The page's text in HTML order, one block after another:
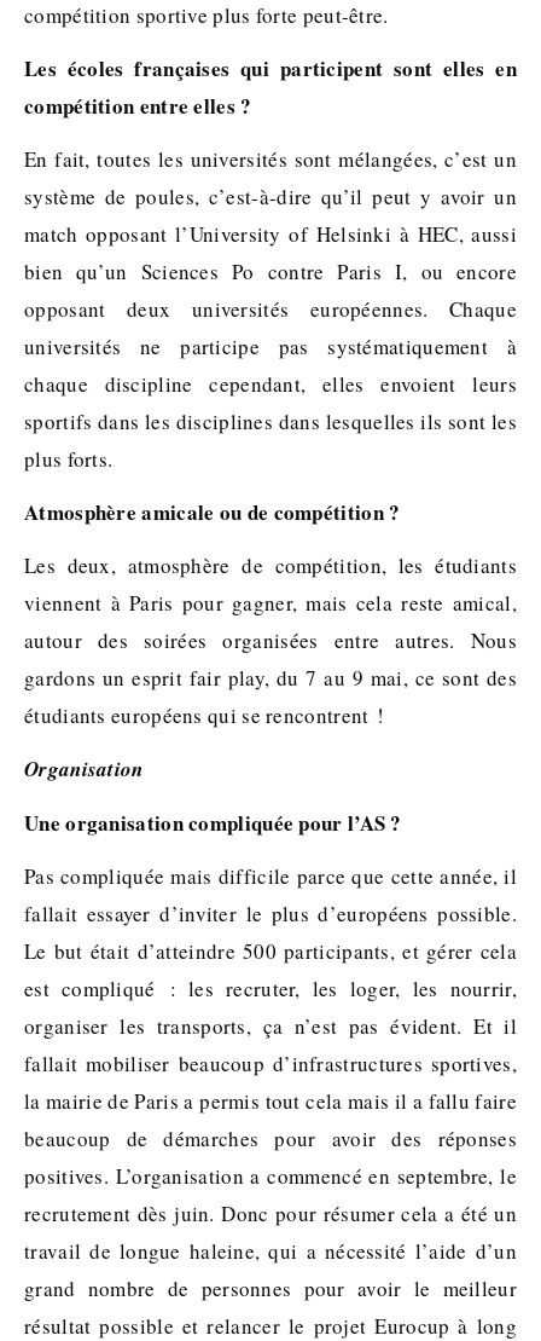
compétition sportive plus forte peut-être.
Les écoles françaises qui participent sont elles en
compétition entre elles ?
En fait, toutes les universités sont mélangées, c’est un
système de poules, c’est-à-dire qu’il peut y avoir un
match opposant l’University of Helsinki à HEC, aussi
bien qu’un Sciences Po contre Paris I, ou encore
opposant deux universités européennes. Chaque
universités ne participe pas systématiquement à
chaque discipline cependant, elles envoient leurs
sportifs dans les disciplines dans lesquelles ils sont les
plus forts.
Atmosphère amicale ou de compétition ?
Les deux, atmosphère de compétition, les étudiants
viennent à Paris pour gagner, mais cela reste amical,
autour des soirées organisées entre autres. Nous
gardons un esprit fair play, du 7 au 9 mai, ce sont des
étudiants européens qui se rencontrent !
Organisation
Une organisation compliquée pour l’AS ?
Pas compliquée mais difficile parce que cette année, il
fallait essayer d’inviter le plus d’européens possible.
Le but était d’atteindre 500 participants, et gérer cela
est compliqué : les recruter, les loger, les nourrir,
organiser les transports, ça n’est pas évident. Et il
fallait mobiliser beaucoup d’infrastructures sportives,
la mairie de Paris a permis tout cela mais il a fallu faire
beaucoup de démarches pour avoir des réponses
positives. L’organisation a commencé en septembre, le
recrutement dès juin. Donc pour résumer cela a été un
travail de longue haleine, qui a nécessité l’aide d’un
grand nombre de personnes pour avoir le meilleur
résultat possible et relancer le projet Eurocup à long